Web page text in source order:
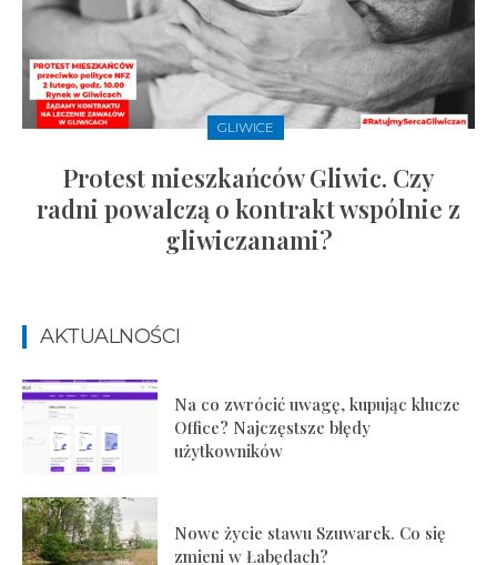
GLIWICE
Protest mieszkańców Gliwic. Czy
radni powalczą o kontrakt wspólnie z
gliwiczanami?
AKTUALNOŚCI
Na co zwrócić uwagę, kupując klucze
Office? Najczęstsze błędy
użytkowników
Nowe życie stawu Szuwarek. Co się
zmieni w Łabędach?